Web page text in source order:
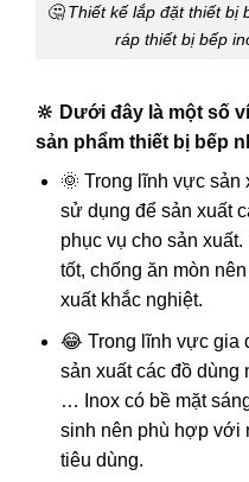
🤔 Thiết kế lắp đặt thiết bị
ráp thiết bị bếp
🔆 Dưới đây là một số
sản phẩm thiết bị bếp
🌞 Trong lĩnh vực
sử dụng để sản xuất
phục vụ cho sản
tốt, chống ăn mòn
xuất khắc nghiệt.
😂 Trong lĩnh vực gia
sản xuất các đồ dùng
… Inox có bề mặt
sinh nên phù hợp với
tiêu dùng.